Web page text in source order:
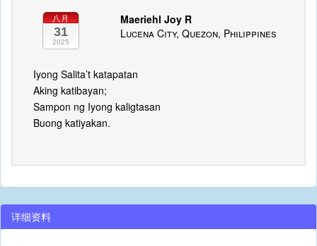
八月
31
2025
Maeriehl Joy R
Lucena City, Quezon, Philippines
Iyong Salita’t katapatan
Aking katibayan;
Sampon ng Iyong kaligtasan
Buong katiyakan.
详细资料